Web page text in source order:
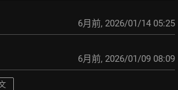
6月前, 2026/01/14 05:25
6月前, 2026/01/09 08:09